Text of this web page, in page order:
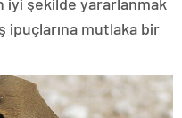
ipuçlarına mutlaka bir